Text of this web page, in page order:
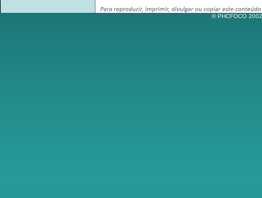
© PHCFOCO